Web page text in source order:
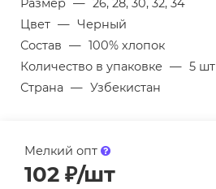
Размер — 26, 28, 30, 32, 34
Цвет — Черный
Состав — 100% хлопок
Количество в упаковке — 5 шт
Страна — Узбекистан
Мелкий опт
102 ₽/шт